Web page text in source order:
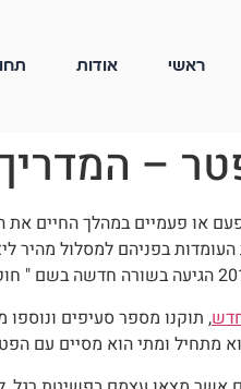
ראשי אודות
–
או פעמיים במהלך החיים את
העומדות בפניהם למסלול מהיר
, תוקנו מספר סעיפים
מתחיל ומתי הוא מסיים עם